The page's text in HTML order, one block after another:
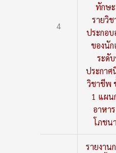
4
ทักษ
รายวิช
ประกอบ
ของนัก
ระดั
ประกาศ
วิชาชีพ
1 แผน
อาหา
โภชน
รายงาน